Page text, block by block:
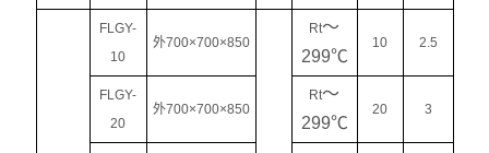
FLGY-
10
外700×700×850
Rt～
299℃
10 2.5
FLGY-
20
外700×700×850
Rt～
299℃
20 3